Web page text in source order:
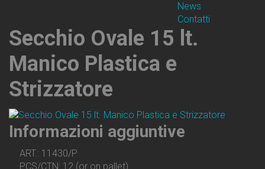
News
Contatti
Secchio Ovale 15 lt.
Manico Plastica e
Strizzatore
Informazioni aggiuntive
ART.: 11430/P
PCS/CTN: 12 (or on pallet)